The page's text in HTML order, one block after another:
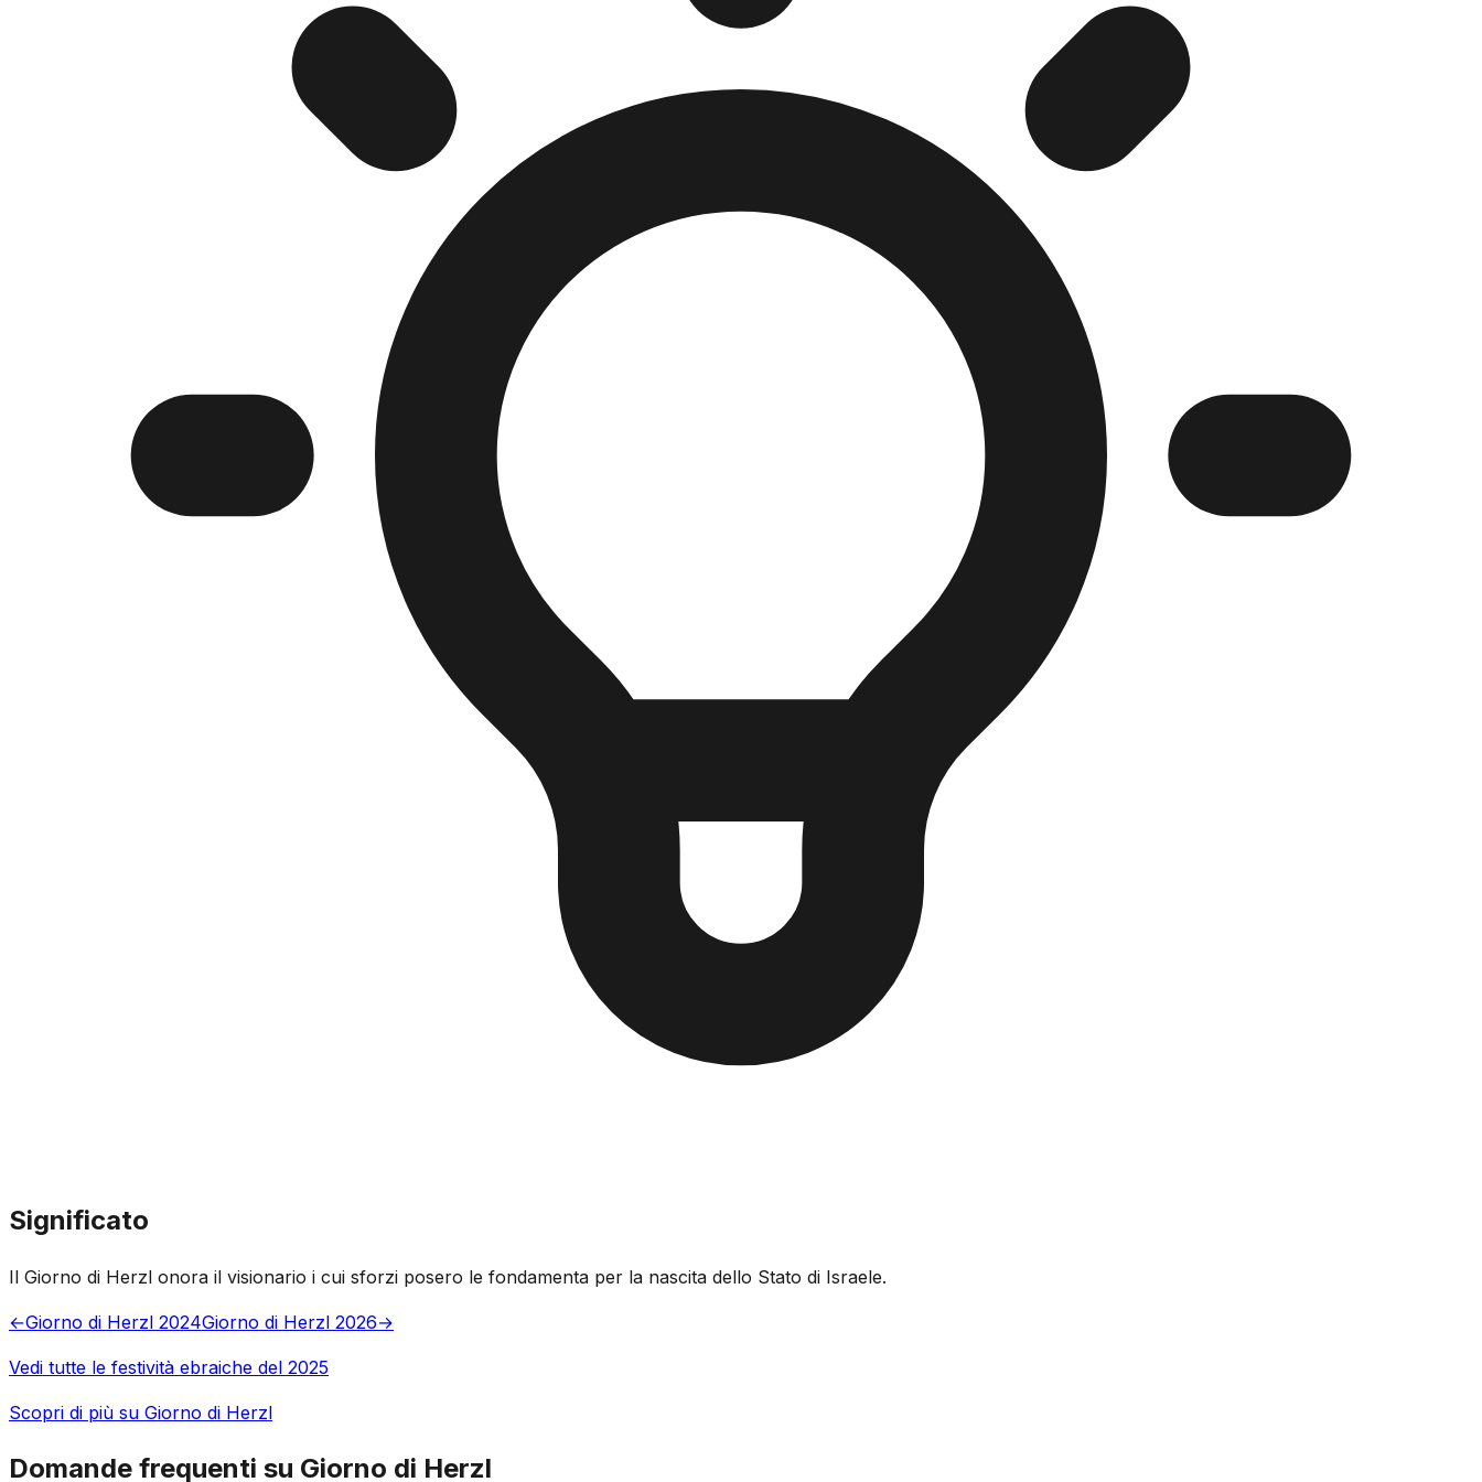
Significato
Il Giorno di Herzl onora il visionario i cui sforzi posero le fondamenta per la nascita dello Stato di Israele.
←Giorno di Herzl 2024Giorno di Herzl 2026→
Vedi tutte le festività ebraiche del 2025
Scopri di più su Giorno di Herzl
Domande frequenti su Giorno di Herzl